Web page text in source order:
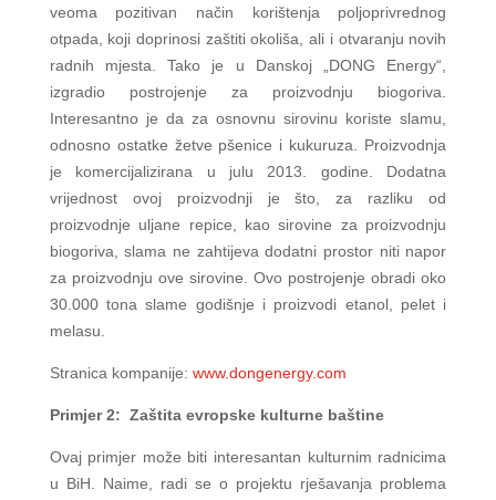
veoma pozitivan način korištenja poljoprivrednog
otpada, koji doprinosi zaštiti okoliša, ali i otvaranju novih
radnih mjesta. Tako je u Danskoj „DONG Energy“,
izgradio postrojenje za proizvodnju biogoriva.
Interesantno je da za osnovnu sirovinu koriste slamu,
odnosno ostatke žetve pšenice i kukuruza. Proizvodnja
je komercijalizirana u julu 2013. godine. Dodatna
vrijednost ovoj proizvodnji je što, za razliku od
proizvodnje uljane repice, kao sirovine za proizvodnju
biogoriva, slama ne zahtijeva dodatni prostor niti napor
za proizvodnju ove sirovine. Ovo postrojenje obradi oko
30.000 tona slame godišnje i proizvodi etanol, pelet i
melasu.
Stranica kompanije: www.dongenergy.com
Primjer 2: Zaštita evropske kulturne baštine
Ovaj primjer može biti interesantan kulturnim radnicima
u BiH. Naime, radi se o projektu rješavanja problema